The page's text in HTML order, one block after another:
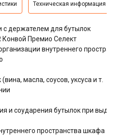
Техническая информация
с держателем для бутылок
Конвой Премио Селект
внутреннего
масла, соусов, уксуса и т.
и соударения бутылок при
пространства шкафа